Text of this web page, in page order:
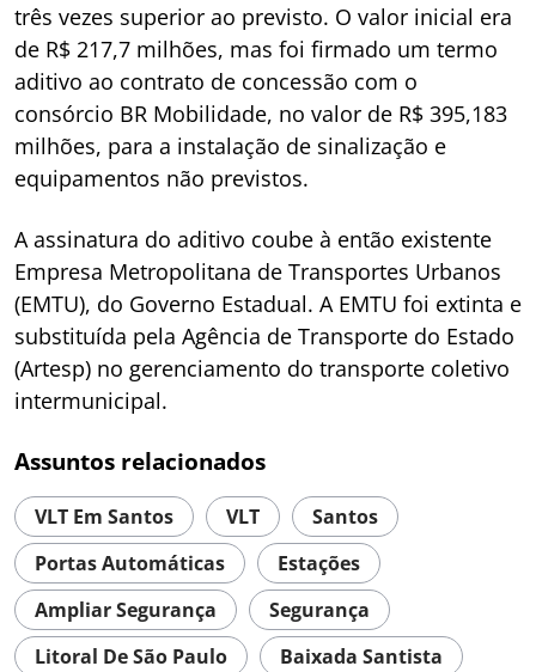
três vezes superior ao previsto. O valor inicial era
de R$ 217,7 milhões, mas foi firmado um termo
aditivo ao contrato de concessão com o
consórcio BR Mobilidade, no valor de R$ 395,183
milhões, para a instalação de sinalização e
equipamentos não previstos.
A assinatura do aditivo coube à então existente
Empresa Metropolitana de Transportes Urbanos
(EMTU), do Governo Estadual. A EMTU foi extinta e
substituída pela Agência de Transporte do Estado
(Artesp) no gerenciamento do transporte coletivo
intermunicipal.
Assuntos relacionados
VLT Em Santos VLT
Santos
Portas Automáticas
Estações
Ampliar Segurança
Segurança
Litoral De São Paulo
Baixada Santista